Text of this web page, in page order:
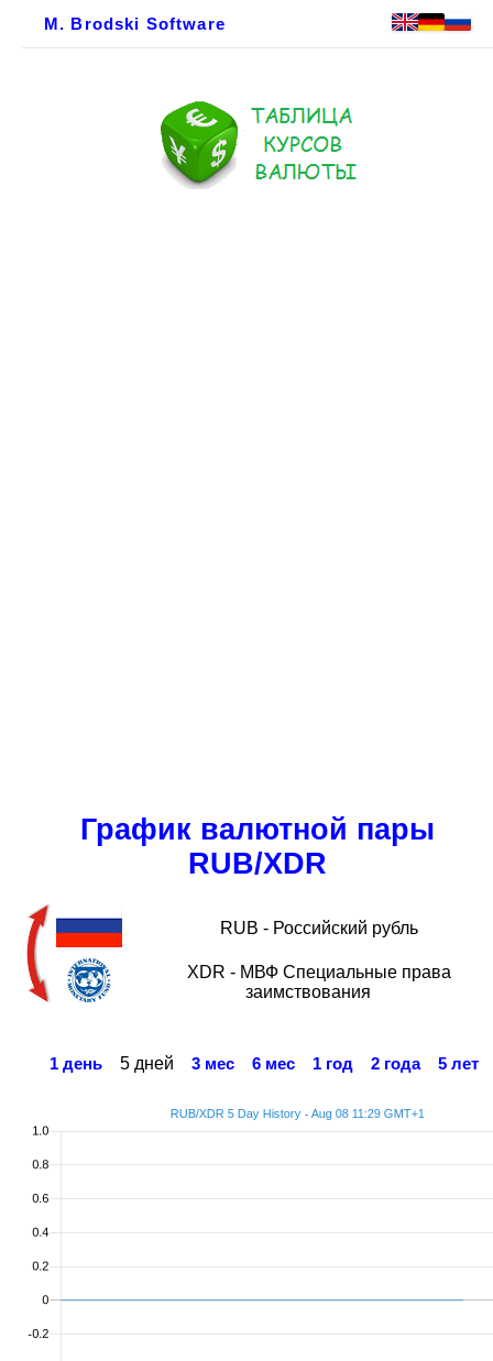
M. Brodski Software
График валютной пары
RUB/XDR
RUB - Российский рубль
XDR - МВФ Специальные права
заимствования
1 день 5 дней 3 мес 6 мес 1 год 2 года 5 лет